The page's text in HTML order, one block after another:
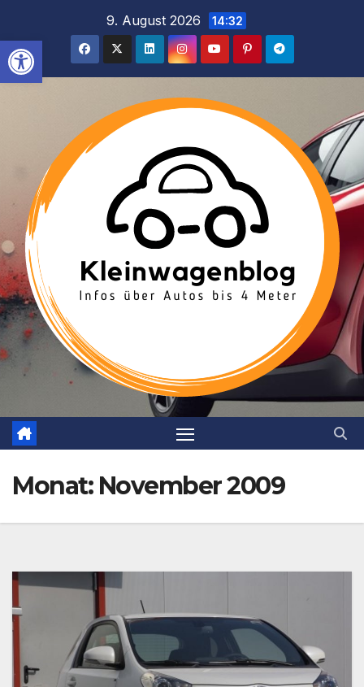
Werkzeugleiste öffnen
springen
9. August 2026 14:32
Monat: November 2009